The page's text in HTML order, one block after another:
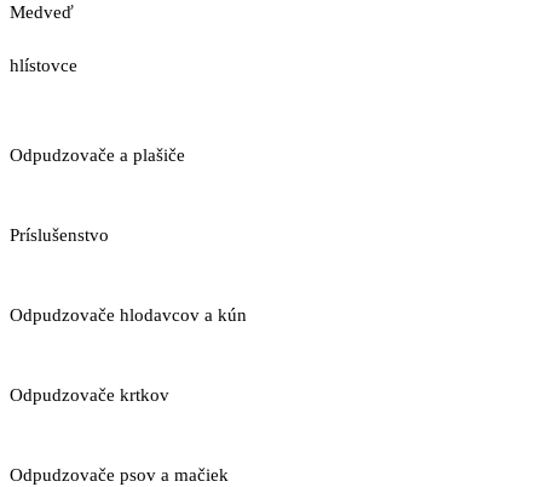
Medveď
hlístovce
Odpudzovače a plašiče
Príslušenstvo
Odpudzovače hlodavcov a kún
Odpudzovače krtkov
Odpudzovače psov a mačiek